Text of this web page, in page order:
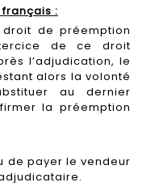
:
droit de préemption
de ce droit
l’adjudication, le
alors la volonté
au dernier
la préemption
de payer le vendeur